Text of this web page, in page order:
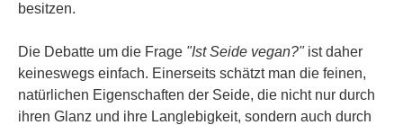
besitzen.
Die Debatte um die Frage "Ist Seide vegan?"ist daher
keineswegs einfach. Einerseits schätzt man die feinen,
natürlichen Eigenschaften der Seide, die nicht nur durch
ihren Glanz und ihre Langlebigkeit, sondern auch durch